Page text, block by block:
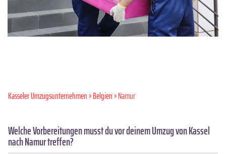
Kasseler Umzugsunternehmen»Belgien» Namur
Welche Vorbereitungen musst du vor deinem Umzug von Kassel
nach Namur treffen?